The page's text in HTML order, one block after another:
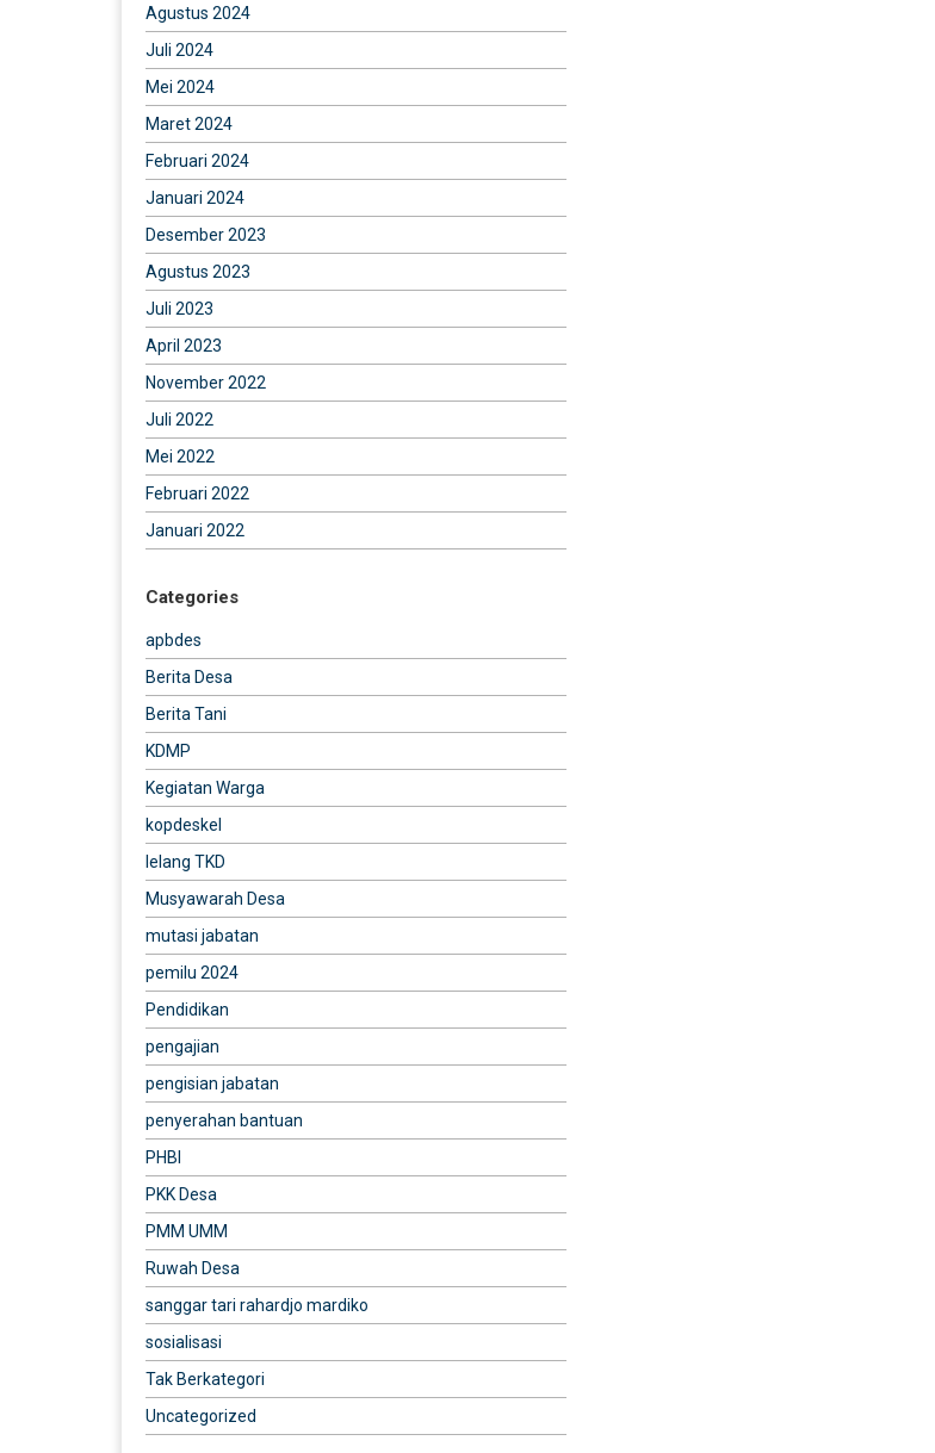
Agustus 2024
Juli 2024
Mei 2024
Maret 2024
Februari 2024
Januari 2024
Desember 2023
Agustus 2023
Juli 2023
April 2023
November 2022
Juli 2022
Mei 2022
Februari 2022
Januari 2022
Categories
apbdes
Berita Desa
Berita Tani
KDMP
Kegiatan Warga
kopdeskel
lelang TKD
Musyawarah Desa
mutasi jabatan
pemilu 2024
Pendidikan
pengajian
pengisian jabatan
penyerahan bantuan
PHBI
PKK Desa
PMM UMM
Ruwah Desa
sanggar tari rahardjo mardiko
sosialisasi
Tak Berkategori
Uncategorized